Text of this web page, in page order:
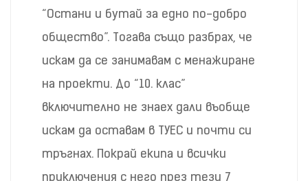
“Остани и бутай за едно по-добро
общество”. Тогава също разбрах, че
искам да се занимавам с менажиране
на проекти. До “10. клас”
включително не знаех дали въобще
искам да оставам в ТУЕС и почти си
тръгнах. Покрай екипа и всички
приключения с него през тези 7